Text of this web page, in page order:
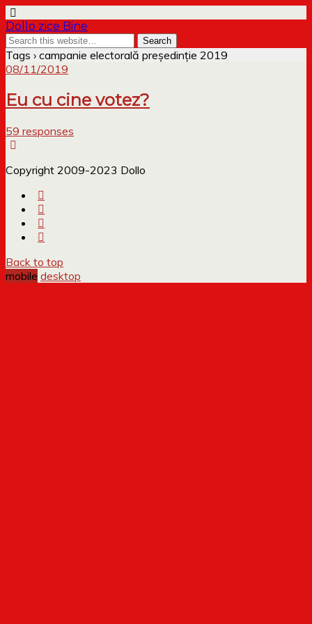
Dollo zice Bine
Tags › campanie electorală președinție 2019
08/11/2019
Eu cu cine votez?
59 responses
Copyright 2009-2023 Dollo
Back to top
mobile desktop